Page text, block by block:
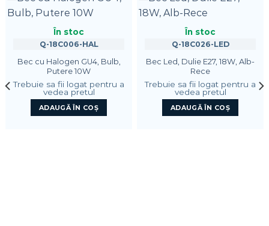
În stoc
Q-18C006-HAL
Bec cu Halogen GU4, Bulb,
Putere 10W
Trebuie sa fii logat pentru a
vedea pretul
ADAUGĂ ÎN COȘ
În stoc
Q-18C026-LED
Bec Led, Dulie E27, 18W, Alb-
Rece
Trebuie sa fii logat pentru a
vedea pretul
ADAUGĂ ÎN COȘ